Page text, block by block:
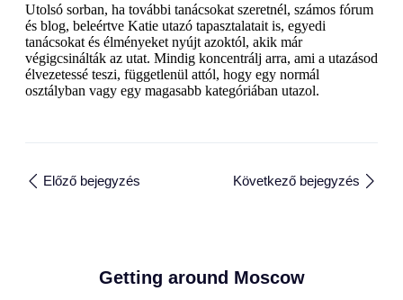
Utolsó sorban, ha további tanácsokat szeretnél, számos fórum
és blog, beleértve Katie utazó tapasztalatait is, egyedi
tanácsokat és élményeket nyújt azoktól, akik már
végigcsinálták az utat. Mindig koncentrálj arra, ami a utazásod
élvezetessé teszi, függetlenül attól, hogy egy normál
osztályban vagy egy magasabb kategóriában utazol.
Előző bejegyzés Következő bejegyzés
Getting around Moscow